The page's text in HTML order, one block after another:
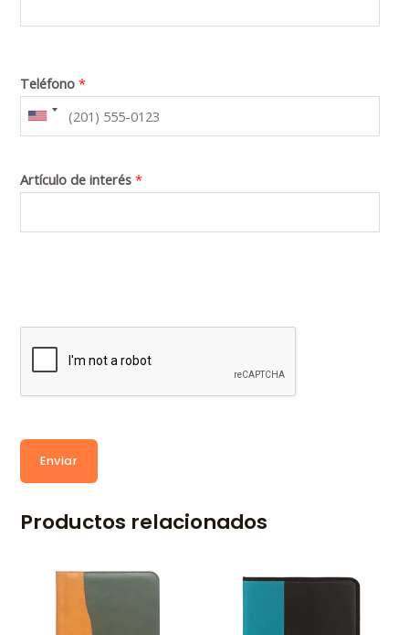
Teléfono*
Artículo de interés*
Enviar
Productos relacionados